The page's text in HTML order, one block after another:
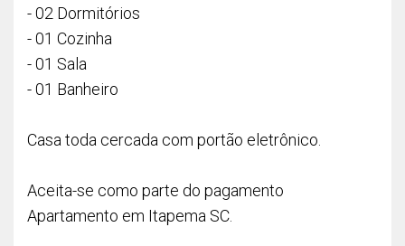
- 02 Dormitórios
- 01 Cozinha
- 01 Sala
- 01 Banheiro
Casa toda cercada com portão eletrônico.
Aceita-se como parte do pagamento
Apartamento em Itapema SC.